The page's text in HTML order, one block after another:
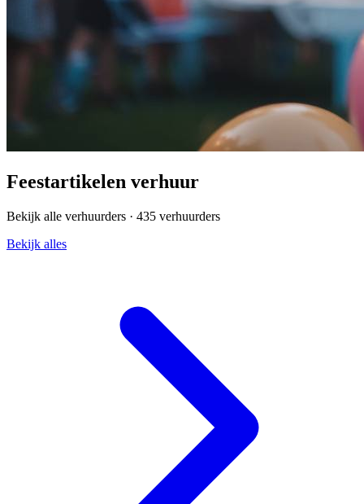
Feestartikelen verhuur
Bekijk alle verhuurders · 435 verhuurders
Bekijk alles